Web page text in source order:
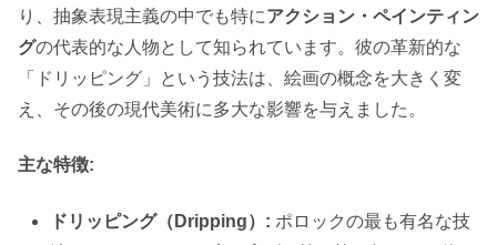
り、抽象表現主義の中でも特にアクション・ペインティン
グの代表的な人物として知られています。彼の革新的な
「ドリッピング」という技法は、絵画の概念を大きく変
え、その後の現代美術に多大な影響を与えました。
主な特徴:
ドリッピング（Dripping）: ポロックの最も有名な技